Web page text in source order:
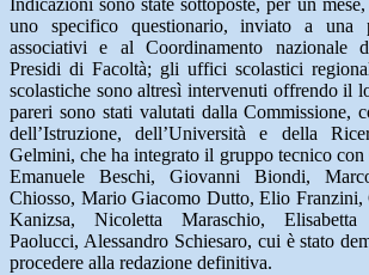
Indicazioni sono state sottoposte, per un
uno specifico questionario, inviato a una
associativi e al Coordinamento nazionale
Presidi di Facoltà; gli uffici scolastici
scolastiche sono altresì intervenuti offrendo il
pareri sono stati valutati dalla Commissione,
dell’Istruzione, dell’Università e della
Gelmini, che ha integrato il gruppo tecnico
Emanuele Beschi, Giovanni Biondi,
Chiosso, Mario Giacomo Dutto, Elio
Kanizsa, Nicoletta Maraschio,
Paolucci, Alessandro Schiesaro, cui è stato
procedere alla redazione definitiva.